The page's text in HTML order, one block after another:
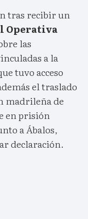
tras recibir un
Operativa
las
a la
tuvo acceso
el traslado
madrileña de
en prisión
a Ábalos,
declaración.